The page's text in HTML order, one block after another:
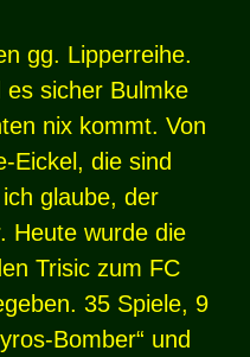
gg. Lipperreihe.
sicher Bulmke
nix kommt. Von
Eickel, die sind
glaube, der
Heute wurde die
Trisic zum FC
35 Spiele, 9
Bomber“ und